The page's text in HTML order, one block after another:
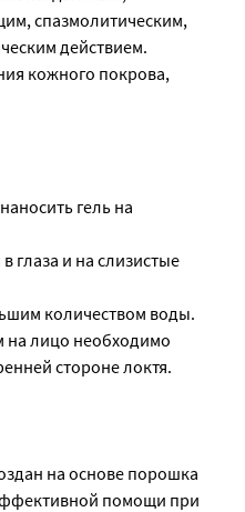
спазмолитическим,
действием.
кожного покрова,
гель на
глаза и на слизистые
количеством воды.
на лицо необходимо
стороне локтя.
на основе порошка
помощи при